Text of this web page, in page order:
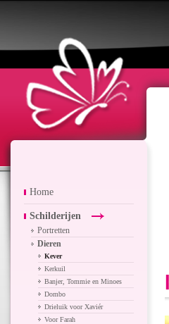
Home
Schilderijen
Portretten
Dieren
Kever
Kerkuil
Banjer, Tommie en Minoes
Dombo
Drieluik voor Xaviér
Voor Farah